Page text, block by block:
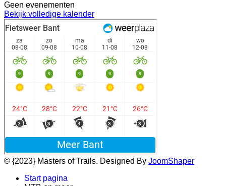
Geen evenementen
Bekijk volledige kalender
© {2023} Masters of Trails. Designed By JoomShaper
Start pagina